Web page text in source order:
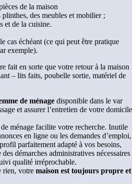
de la maison
des meubles et mobilier ;
et de la cuisine.
cas échéant (ce qui peut être pratique
exemple).
fait en sorte que votre retour à la maison
– lits faits, poubelle sortie, matériel de
de ménage disponible dans le var
et assurer l’entretien de votre domicile
ménage facilite votre recherche. Inutile
en ligne ou les demandes d’emploi,
parfaitement adapté à vos besoins,
des démarches administratives nécessaires
qualité irréprochable.
rien, votre maison est toujours propre et